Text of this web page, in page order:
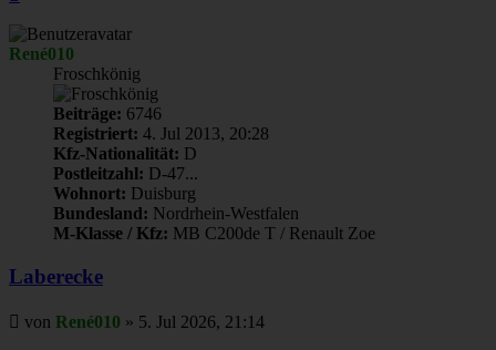
René010
Froschkönig
Beiträge: 6746
Registriert: 4. Jul 2013, 20:28
Kfz-Nationalität: D
Postleitzahl: D-47...
Wohnort: Duisburg
Bundesland: Nordrhein-Westfalen
M-Klasse / Kfz: MB C200de T / Renault Zoe
Laberecke
Beitrag
von René010 » 5. Jul 2026, 21:14